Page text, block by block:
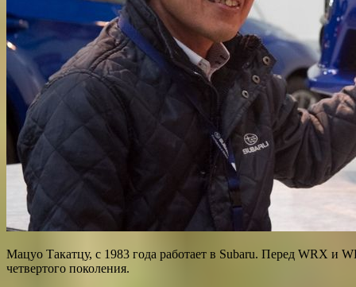
Мацуо Такатцу, с 1983 года работает в Subaru. Перед WRX и
четвертого поколения.